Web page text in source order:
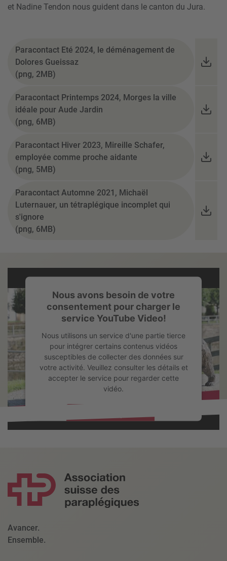
et Nadine Tendon nous guident dans le canton du Jura.
Paracontact Eté 2024, le déménagement de
Dolores Gueissaz
(png, 2MB)
Paracontact Printemps 2024, Morges la ville
idéale pour Aude Jardin
(png, 6MB)
Paracontact Hiver 2023, Mireille Schafer,
employée comme proche aidante
(png, 5MB)
Paracontact Automne 2021, Michaël
Luternauer, un tétraplégique incomplet qui
s'ignore
(png, 6MB)
Nous avons besoin de votre
consentement pour charger le
service YouTube Video!
Nous utilisons un service d'une partie tierce
pour intégrer certains contenus vidéos
susceptibles de collecter des données sur
votre activité. Veuillez consulter les détails et
accepter le service pour regarder cette
vidéo.
Avancer.
Ensemble.